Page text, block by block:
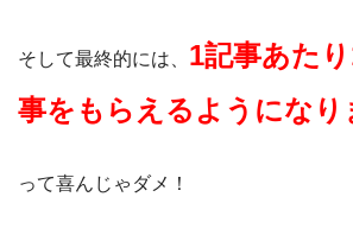
そして最終的には、 1記事あた
事をもらえるようになり
って喜んじゃダメ！